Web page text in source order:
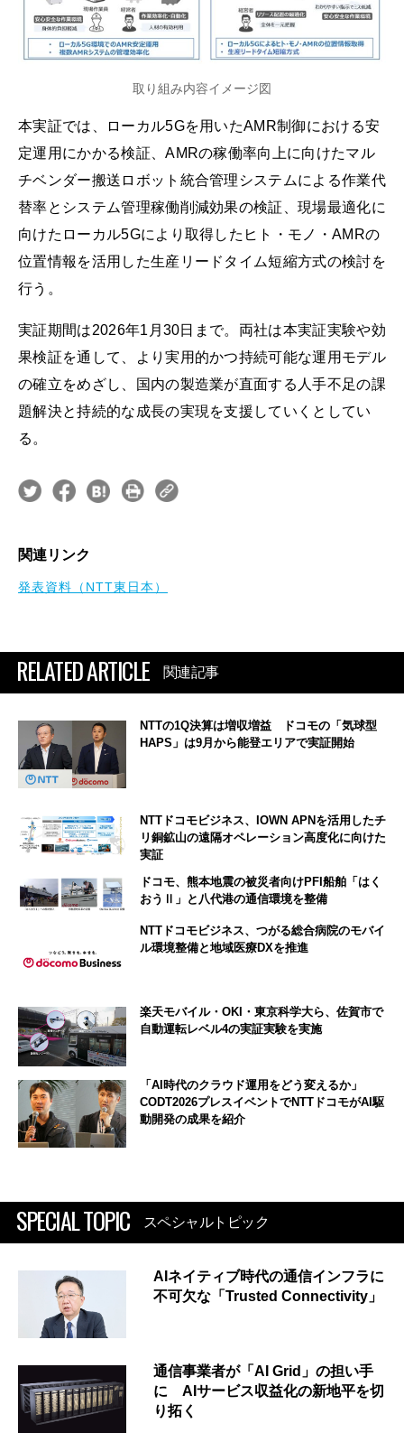
取り組み内容イメージ図
本実証では、ローカル5Gを用いたAMR制御における安
定運用にかかる検証、AMRの稼働率向上に向けたマル
チベンダー搬送ロボット統合管理システムによる作業代
替率とシステム管理稼働削減効果の検証、現場最適化に
向けたローカル5Gにより取得したヒト・モノ・AMRの
位置情報を活用した生産リードタイム短縮方式の検討を
行う。
実証期間は2026年1月30日まで。両社は本実証実験や効
果検証を通して、より実用的かつ持続可能な運用モデル
の確立をめざし、国内の製造業が直面する人手不足の課
題解決と持続的な成長の実現を支援していくとしてい
る。
関連リンク
発表資料（NTT東日本）
RELATED ARTICLE 関連記事
NTTの1Q決算は増収増益 ドコモの「気球型
HAPS」は9月から能登エリアで実証開始
NTTドコモビジネス、IOWN APNを活用したチ
リ銅鉱山の遠隔オペレーション高度化に向けた
実証
ドコモ、熊本地震の被災者向けPFI船舶「はく
おうⅡ」と八代港の通信環境を整備
NTTドコモビジネス、つがる総合病院のモバイ
ル環境整備と地域医療DXを推進
楽天モバイル・OKI・東京科学大ら、佐賀市で
自動運転レベル4の実証実験を実施
「AI時代のクラウド運用をどう変えるか」
CODT2026プレスイベントでNTTドコモがAI駆
動開発の成果を紹介
SPECIAL TOPIC スペシャルトピック
AIネイティブ時代の通信インフラに
不可欠な「Trusted Connectivity」
通信事業者が「AI Grid」の担い手
に AIサービス収益化の新地平を切
り拓く